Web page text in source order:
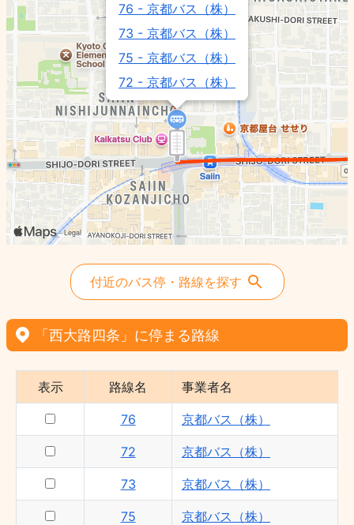
76 - 京都バス（株）
73 - 京都バス（株）
75 - 京都バス（株）
72 - 京都バス（株）
付近のバス停・路線を探す
「西大路四条」に停まる路線
表示 路線名 事業者名
76 京都バス（株）
72 京都バス（株）
73 京都バス（株）
75 京都バス（株）